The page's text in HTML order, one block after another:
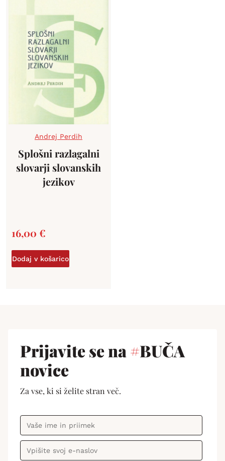
Andrej Perdih
Splošni razlagalni
slovarji slovanskih
jezikov
16,00 €
Dodaj v košarico
Prijavite se na#BUČA
novice
Za vse, ki si želite stran več.